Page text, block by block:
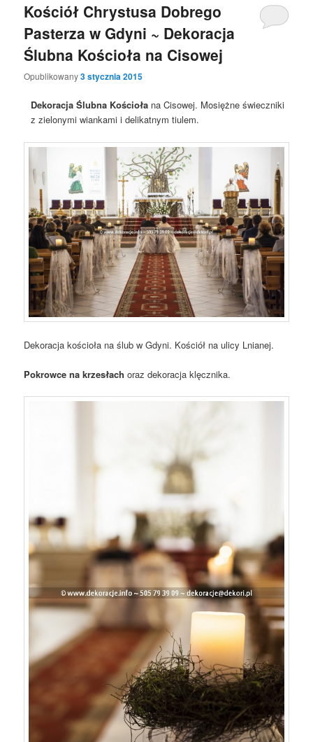
Kościół Chrystusa Dobrego
Pasterza w Gdyni ~ Dekoracja
Ślubna Kościoła na Cisowej
Opublikowany3 stycznia 2015
Dekoracja Ślubna Kościoła na Cisowej. Mosiężne świeczniki
z zielonymi wiankami i delikatnym tiulem.
Dekoracja kościoła na ślub w Gdyni. Kościół na ulicy Lnianej.
Pokrowce na krzesłach oraz dekoracja klęcznika.